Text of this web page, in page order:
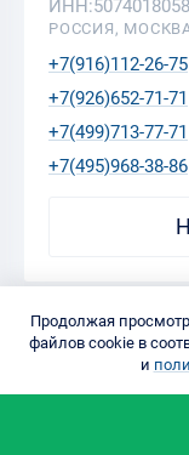
ИНН:5074018058
РОССИЯ,
+7(916)112-26-75
+7(926)652-71-71
+7(499)713-77-71
+7(495)968-38-86
Икра трески
Продолжая просмотр
файлов cookie в
и